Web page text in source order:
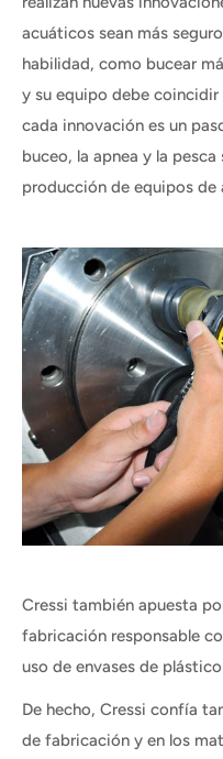
acuáticos sean más
habilidad, como bucear
y su equipo debe coincidir
cada innovación es un
buceo, la apnea y la
producción de equipos de
Cressi también apuesta
fabricación responsable
uso de envases de
De hecho, Cressi confía
de fabricación y en los